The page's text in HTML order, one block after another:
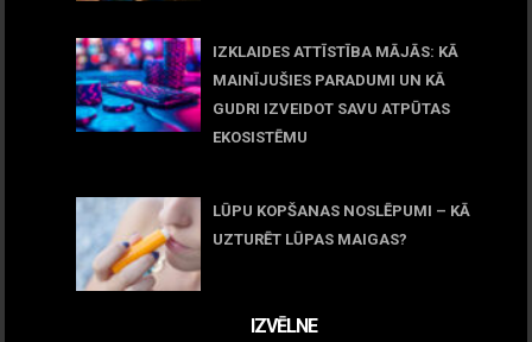
IZKLAIDES ATTĪSTĪBA MĀJĀS: KĀ
MAINĪJUŠIES PARADUMI UN KĀ
GUDRI IZVEIDOT SAVU ATPŪTAS
EKOSISTĒMU
LŪPU KOPŠANAS NOSLĒPUMI – KĀ
UZTURĒT LŪPAS MAIGAS?
IZVĒLNE